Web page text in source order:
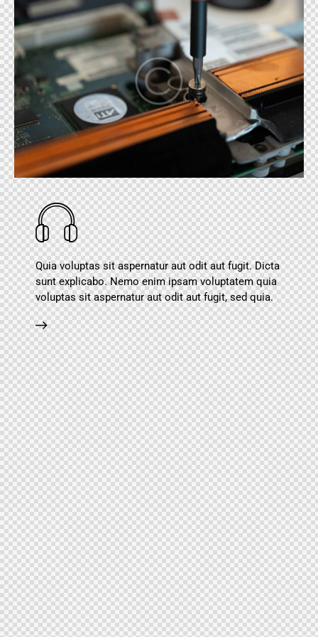
Quia voluptas sit aspernatur aut odit aut fugit. Dicta
sunt explicabo. Nemo enim ipsam voluptatem quia
voluptas sit aspernatur aut odit aut fugit, sed quia.